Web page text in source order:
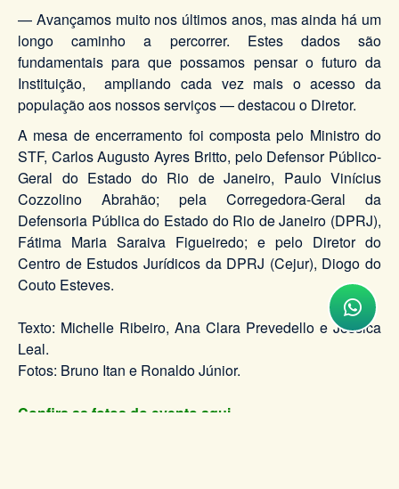
— Avançamos muito nos últimos anos, mas ainda há um
longo caminho a percorrer. Estes dados são
fundamentais para que possamos pensar o futuro da
Instituição, ampliando cada vez mais o acesso da
população aos nossos serviços — destacou o Diretor.
A mesa de encerramento foi composta pelo Ministro do
STF, Carlos Augusto Ayres Britto, pelo Defensor Público-
Geral do Estado do Rio de Janeiro, Paulo Vinícius
Cozzolino Abrahão; pela Corregedora-Geral da
Defensoria Pública do Estado do Rio de Janeiro (DPRJ),
Fátima Maria Saraiva Figueiredo; e pelo Diretor do
Centro de Estudos Jurídicos da DPRJ (Cejur), Diogo do
Couto Esteves.
Texto: Michelle Ribeiro, Ana Clara Prevedello e Jéssica
Leal.
Fotos: Bruno Itan e Ronaldo Júnior.
Confira as fotos do evento aqui.